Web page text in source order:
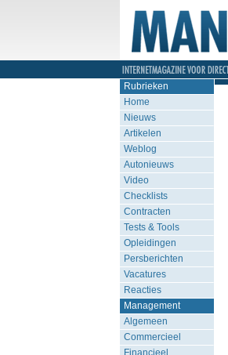
Rubrieken
Home
Nieuws
Artikelen
Weblog
Autonieuws
Video
Checklists
Contracten
Tests & Tools
Opleidingen
Persberichten
Vacatures
Reacties
Management
Algemeen
Commercieel
Financieel